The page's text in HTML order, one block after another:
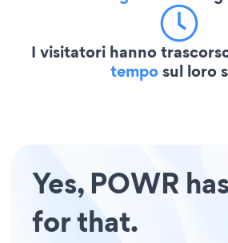
I visitatori hanno
temposul loro
Yes, POWR
for that.